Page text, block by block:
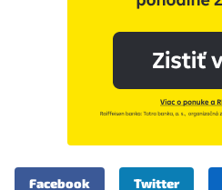
Facebook Twitter